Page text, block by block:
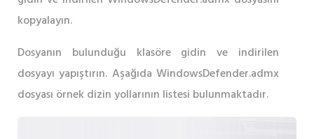
kopyalayın.
Dosyanın bulunduğu klasöre gidin ve indirilen
dosyayı yapıştırın. Aşağıda WindowsDefender.admx
dosyası örnek dizin yollarının listesi bulunmaktadır.